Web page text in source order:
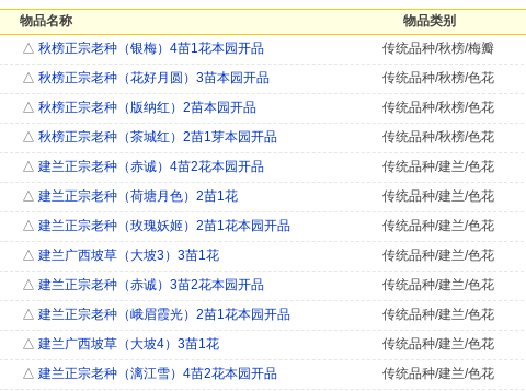
物品名称 物品类别
△ 秋榜正宗老种（银梅）4苗1花本园开品 传统品种/秋榜/梅瓣
△ 秋榜正宗老种（花好月圆）3苗本园开品 传统品种/秋榜/色花
△ 秋榜正宗老种（版纳红）2苗本园开品 传统品种/秋榜/色花
△ 秋榜正宗老种（茶城红）2苗1芽本园开品 传统品种/秋榜/色花
△ 建兰正宗老种（赤诚）4苗2花本园开品 传统品种/建兰/色花
△ 建兰正宗老种（荷塘月色）2苗1花 传统品种/建兰/色花
△ 建兰正宗老种（玫瑰妖姬）2苗1花本园开品 传统品种/建兰/色花
△ 建兰广西坡草（大坡3）3苗1花 传统品种/建兰/色花
△ 建兰正宗老种（赤诚）3苗2花本园开品 传统品种/建兰/色花
△ 建兰正宗老种（峨眉霞光）2苗1花本园开品 传统品种/建兰/色花
△ 建兰广西坡草（大坡4）3苗1花 传统品种/建兰/色花
△ 建兰正宗老种（漓江雪）4苗2花本园开品 传统品种/建兰/色花